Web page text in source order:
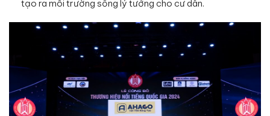
tạo ra môi trường sống lý tưởng cho cư dân.